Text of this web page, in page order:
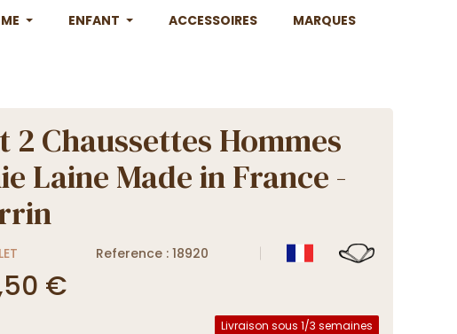
ENFANT ACCESSOIRES MARQUES
2 Chaussettes Hommes
Laine Made in France -
Reference : 18920
€
Livraison sous 1/3 semaines